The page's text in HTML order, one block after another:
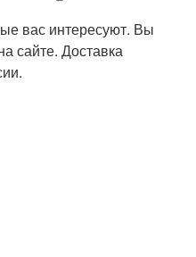
вас интересуют. Вы
сайте. Доставка